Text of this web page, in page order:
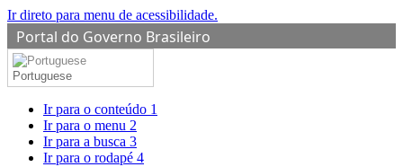
Ir direto para menu de acessibilidade.
Portal do Governo Brasileiro
Portuguese
Ir para o conteúdo 1
Ir para o menu 2
Ir para a busca 3
Ir para o rodapé 4